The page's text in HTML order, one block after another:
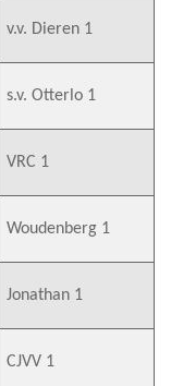
v.v. Dieren 1
s.v. Otterlo 1
VRC 1
Woudenberg 1
Jonathan 1
CJVV 1